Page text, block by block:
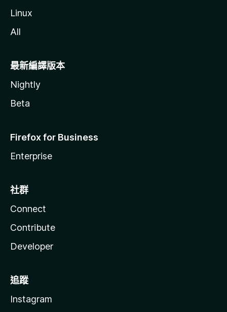
Linux
All
最新編譯版本
Nightly
Beta
Firefox for Business
Enterprise
社群
Connect
Contribute
Developer
追蹤
Instagram